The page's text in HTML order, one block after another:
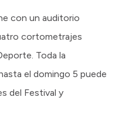
con un auditorio
cortometrajes
Toda la
el domingo 5 puede
del Festival y